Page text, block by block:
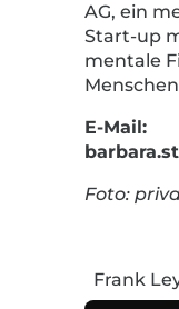
AG, ein
Start-up
mentale
E-Mail:
Foto:
Frank